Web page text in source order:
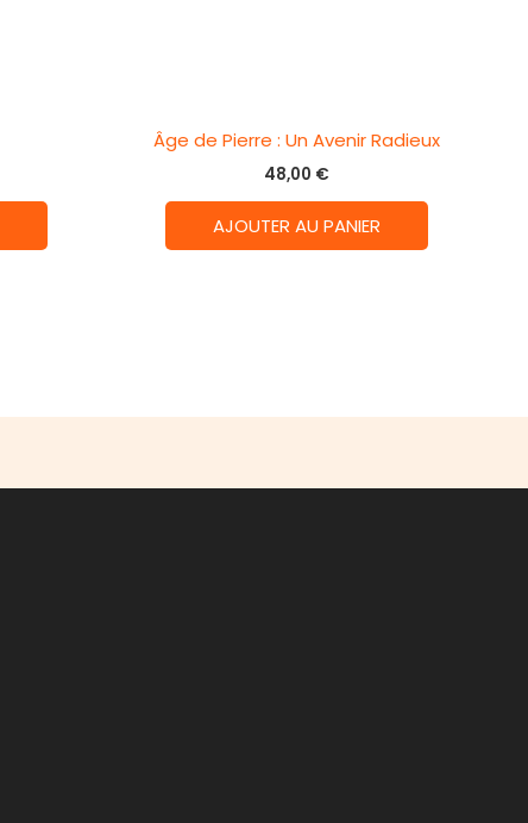
Âge de Pierre : Un Avenir Radieux
48,00 €
AJOUTER AU PANIER